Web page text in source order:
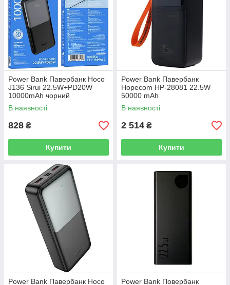
Power Bank Павербанк Hoco
J136 Sirui 22.5W+PD20W
10000mAh чорний
В наявності
828 ₴
Купити
Power Bank Павербанк
Hopecom HP-28081 22.5W
50000 mAh
В наявності
2 514 ₴
Купити
Power Bank Павербанк Hoco
Power Bank Повербанк